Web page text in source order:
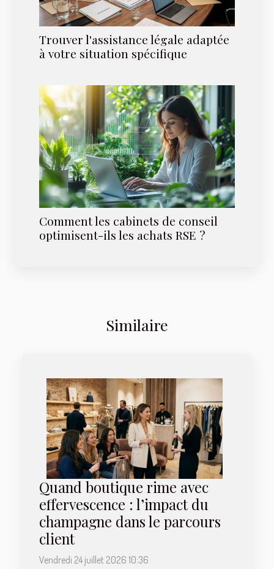
Trouver l'assistance légale adaptée
à votre situation spécifique
Comment les cabinets de conseil
optimisent-ils les achats RSE ?
Similaire
Quand boutique rime avec
effervescence : l’impact du
champagne dans le parcours
client
Vendredi 24 juillet 2026 10:36